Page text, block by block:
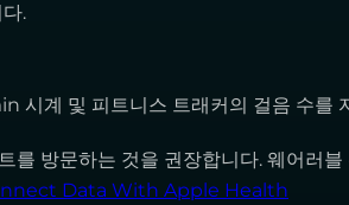
.
시계 및 피트니스 트래커의 걸음 수를
를 방문하는 것을 권장합니다. 웨어러
Data With Apple Health